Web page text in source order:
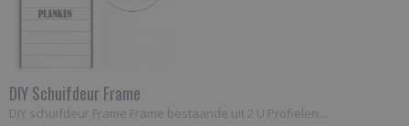
DIY Schuifdeur Frame
​DIY schuifdeur Frame Frame bestaande uit 2 U Profielen…